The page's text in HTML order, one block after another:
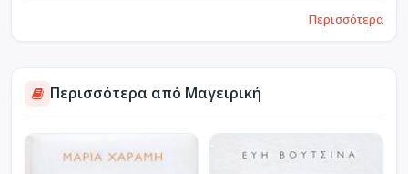
Περισσότερα
Περισσότερα από Μαγειρική